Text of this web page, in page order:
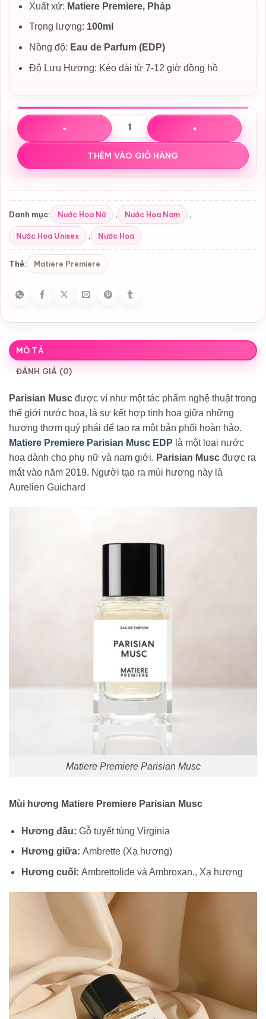
Xuất xứ: Matiere Premiere, Pháp
Trọng lượng: 100ml
Nồng độ: Eau de Parfum (EDP)
Độ Lưu Hương: Kéo dài từ 7-12 giờ đồng hồ
Nước hoa Matiere Premiere Parisian Musc EDP số lượng
THÊM VÀO GIỎ HÀNG
Danh mục: Nước Hoa Nữ , Nước Hoa Nam ,
Nước Hoa Unisex , Nước Hoa
Thẻ: Matiere Premiere
MÔ TẢ
ĐÁNH GIÁ (0)
Parisian Musc được ví như một tác phẩm nghệ thuật trong
thế giới nước hoa, là sự kết hợp tinh hoa giữa những
hương thơm quý phái để tạo ra một bản phối hoàn hảo.
Matiere Premiere Parisian Musc EDP là một loại nước
hoa dành cho phụ nữ và nam giới. Parisian Musc được ra
mắt vào năm 2019. Người tạo ra mùi hương này là
Aurelien Guichard
Matiere Premiere Parisian Musc
Mùi hương Matiere Premiere Parisian Musc
Hương đầu: Gỗ tuyết tùng Virginia
Hương giữa: Ambrette (Xạ hương)
Hương cuối: Ambrettolide và Ambroxan., Xạ hương